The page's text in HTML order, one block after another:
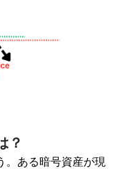
？
。ある暗号資産が現